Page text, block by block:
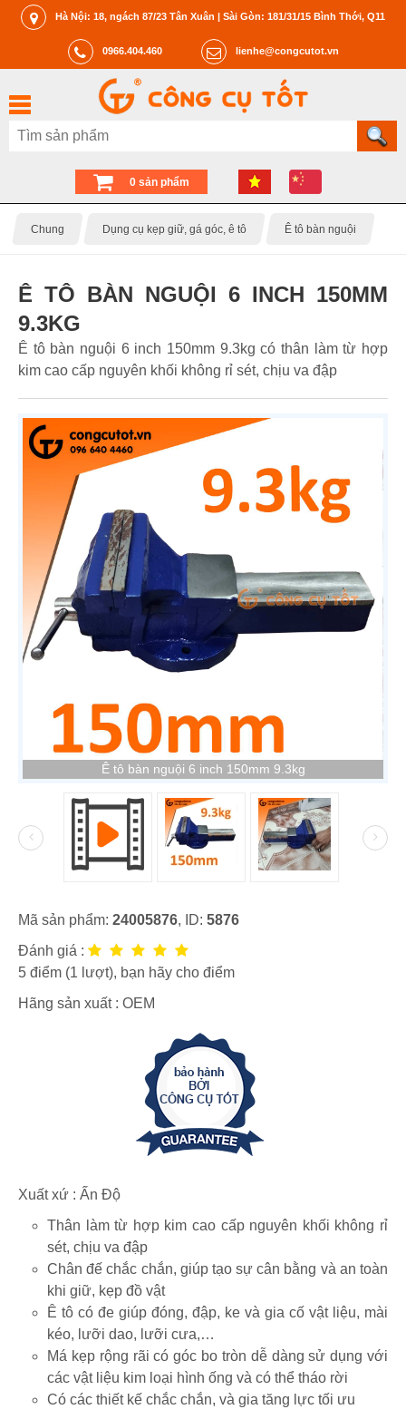
Hà Nội: 18, ngách 87/23 Tân Xuân | Sài Gòn: 181/31/15 Bình Thới, Q11
0966.404.460 lienhe@congcutot.vn
0 sản phẩm
Chung Dụng cụ kẹp giữ, gá góc, ê tô Ê tô bàn nguội
Ê TÔ BÀN NGUỘI 6 INCH 150MM
9.3KG
Ê tô bàn nguội 6 inch 150mm 9.3kg có thân làm từ hợp
kim cao cấp nguyên khối không rỉ sét, chịu va đập
Ê tô bàn nguội 6 inch 150mm 9.3kg
Mã sản phẩm: 24005876, ID: 5876
Đánh giá :
5 điểm (1 lượt), bạn hãy cho điểm
Hãng sản xuất : OEM
Xuất xứ : Ấn Độ
Thân làm từ hợp kim cao cấp nguyên khối không rỉ
sét, chịu va đập
Chân đế chắc chắn, giúp tạo sự cân bằng và an toàn
khi giữ, kẹp đồ vật
Ê tô có đe giúp đóng, đập, ke và gia cố vật liệu, mài
kéo, lưỡi dao, lưỡi cưa,…
Má kẹp rộng rãi có góc bo tròn dễ dàng sử dụng với
các vật liệu kim loại hình ống và có thể tháo rời
Có các thiết kế chắc chắn, và gia tăng lực tối ưu